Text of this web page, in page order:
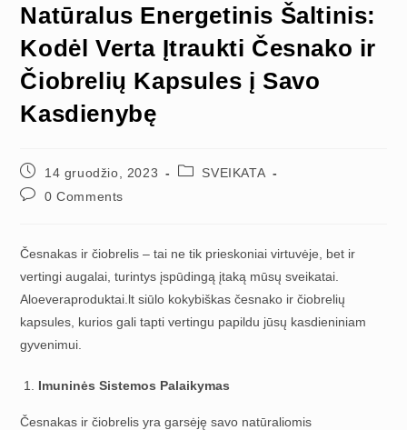
Natūralus Energetinis Šaltinis:
Kodėl Verta Įtraukti Česnako ir
Čiobrelių Kapsules į Savo
Kasdienybę
Post
published:
14 gruodžio, 2023
PostSVEIKATA
Post0 Comments
Česnakas ir čiobrelis – tai ne tik prieskoniai virtuvėje, bet ir
vertingi augalai, turintys įspūdingą įtaką mūsų sveikatai.
Aloeveraproduktai.lt siūlo kokybiškas česnako ir čiobrelių
kapsules, kurios gali tapti vertingu papildu jūsų kasdieniniam
gyvenimui.
Imuninės Sistemos Palaikymas
Česnakas ir čiobrelis yra garsėję savo natūraliomis